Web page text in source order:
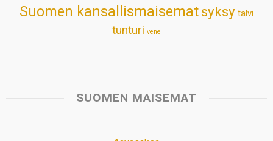
Suomen kansallismaisematsyksy talvi
tunturi vene
SUOMEN MAISEMAT